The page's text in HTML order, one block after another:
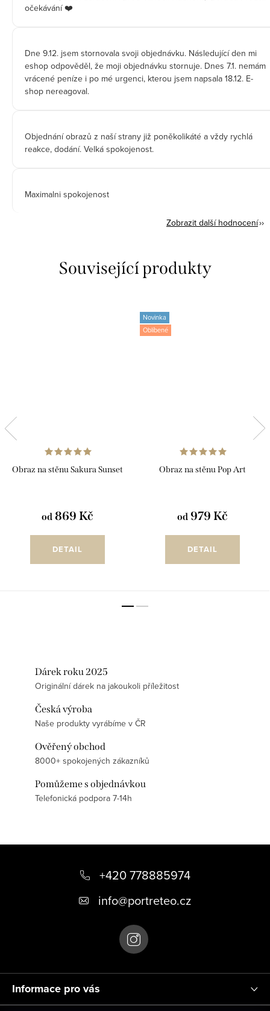
očekávání ❤️
Dne 9.12. jsem stornovala svoji objednávku. Následující den mi
eshop odpověděl, že moji objednávku stornuje. Dnes 7.1. nemám
vrácené peníze i po mé urgenci, kterou jsem napsala 18.12. E-
shop nereagoval.
Objednání obrazů z naší strany již poněkolikáté a vždy rychlá
reakce, dodání. Velká spokojenost.
Maximalni spokojenost
Zobrazit další hodnocení
Související produkty
Obraz na stěnu Sakura Sunset
od 869 Kč
DETAIL
Novinka
Oblíbené
Obraz na stěnu Pop Art
od 979 Kč
DETAIL
Dárek roku 2025
Originální dárek na jakoukoli příležitost
Česká výroba
Naše produkty vyrábíme v ČR
Ověřený obchod
8000+ spokojených zákazníků
Pomůžeme s objednávkou
Telefonická podpora 7-14h
+420 778885974
info@portreteo.cz
Informace pro vás